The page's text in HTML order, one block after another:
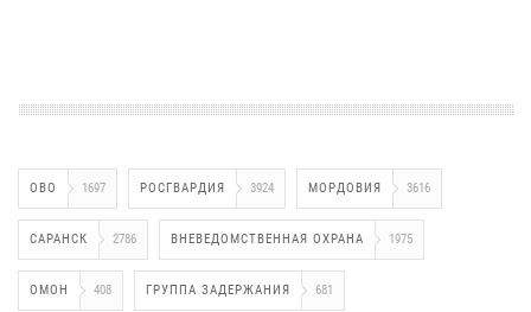
ОВО 1697 РОСГВАРДИЯ 3924 МОРДОВИЯ 3616
САРАНСК 2786 ВНЕВЕДОМСТВЕННАЯ ОХРАНА 1975
ОМОН 408 ГРУППА ЗАДЕРЖАНИЯ 681